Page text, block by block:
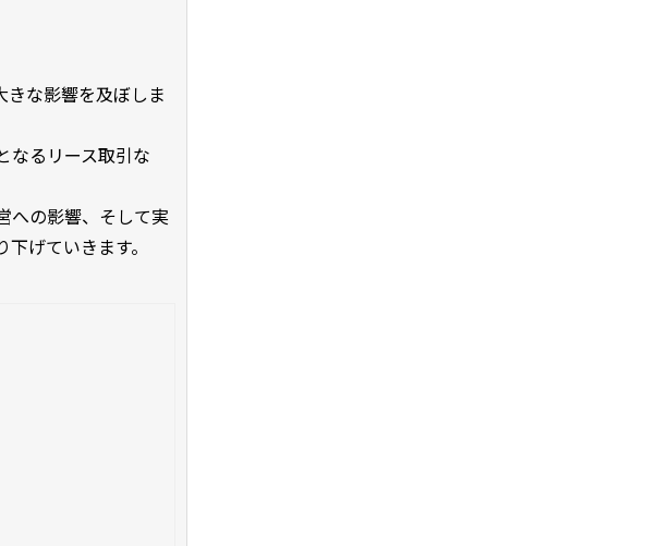
な影響を及ぼしま
なるリース取引な
への影響、そして実
げていきます。